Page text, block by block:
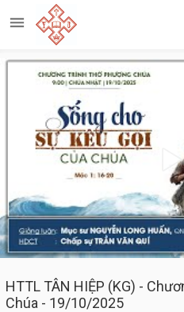

HTTL TÂN HIỆP (KG) -
Chúa - 19/10/2025